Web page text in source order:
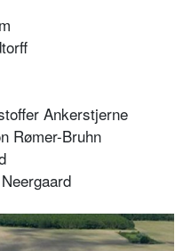
Ankerstjerne
Rømer-Bruhn